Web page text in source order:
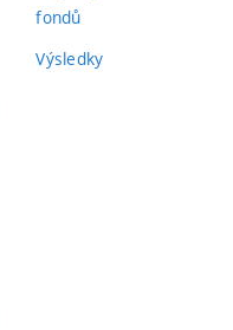
fondů
Výsledky